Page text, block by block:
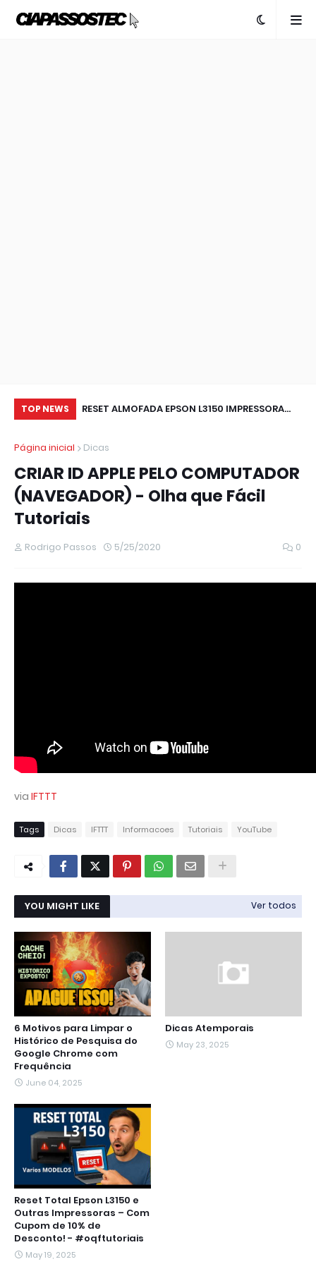
TOP NEWS
de Sua
RESET ALMOFADA EPSON L3150 IMPRESSORA
Página inicial Dicas
CRIAR ID APPLE PELO COMPUTADOR
(NAVEGADOR) - Olha que Fácil
Tutoriais
Rodrigo Passos 5/25/2020 0
via IFTTT
Tags Dicas IFTTT Informacoes Tutoriais YouTube
YOU MIGHT LIKE Ver todos
6 Motivos para Limpar o
Histórico de Pesquisa do
Google Chrome com
Frequência
June 04, 2025
Dicas Atemporais
May 23, 2025
Reset Total Epson L3150 e
Outras Impressoras – Com
Cupom de 10% de
Desconto! - #oqftutoriais
May 19, 2025